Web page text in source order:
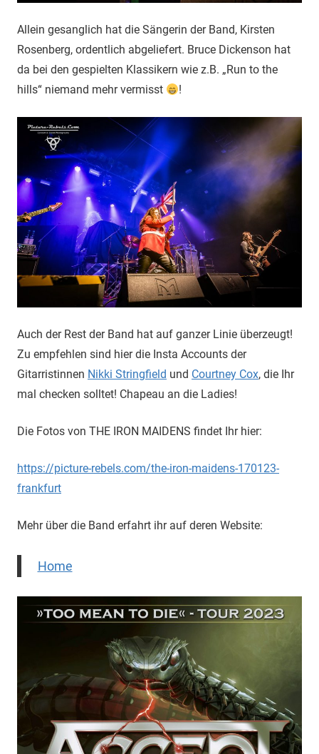
Allein gesanglich hat die Sängerin der Band, Kirsten
Rosenberg, ordentlich abgeliefert. Bruce Dickenson hat
da bei den gespielten Klassikern wie z.B. „Run to the
hills“ niemand mehr vermisst
!
Auch der Rest der Band hat auf ganzer Linie überzeugt!
Zu empfehlen sind hier die Insta Accounts der
Gitarristinnen Nikki Stringfield und Courtney Cox, die Ihr
mal checken solltet! Chapeau an die Ladies!
Die Fotos von THE IRON MAIDENS findet Ihr hier:
https://picture-rebels.com/the-iron-maidens-170123-
frankfurt
Mehr über die Band erfahrt ihr auf deren Website:
Home